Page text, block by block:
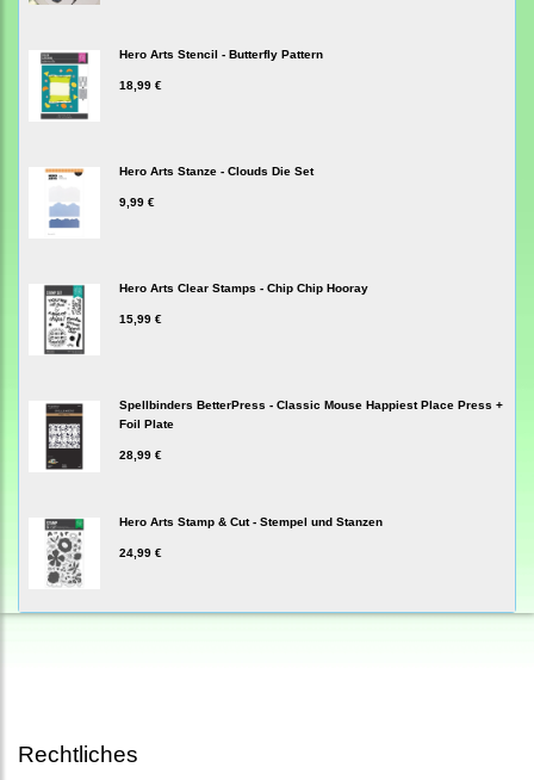
Hero Arts Stencil - Butterfly Pattern
18,99 €
Hero Arts Stanze - Clouds Die Set
9,99 €
Hero Arts Clear Stamps - Chip Chip Hooray
15,99 €
Spellbinders BetterPress - Classic Mouse Happiest Place Press +
Foil Plate
28,99 €
Hero Arts Stamp & Cut - Stempel und Stanzen
24,99 €
Rechtliches